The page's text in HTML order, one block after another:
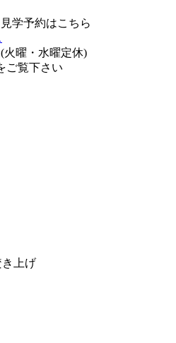
学予約はこちら
火曜・水曜定休)
ご覧下さい
上げ